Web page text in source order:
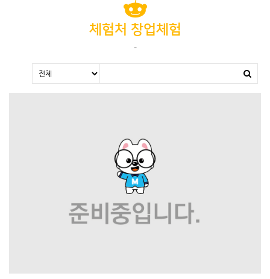
체험처 창업체험
-